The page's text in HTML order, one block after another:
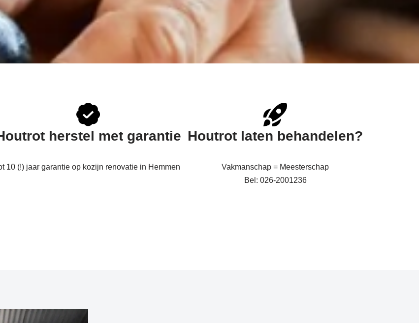
herstel met garantie
10 (!) jaar garantie op kozijn renovatie in Hemmen
Houtrot laten behandelen?
Vakmanschap = Meesterschap
Bel: 026-2001236